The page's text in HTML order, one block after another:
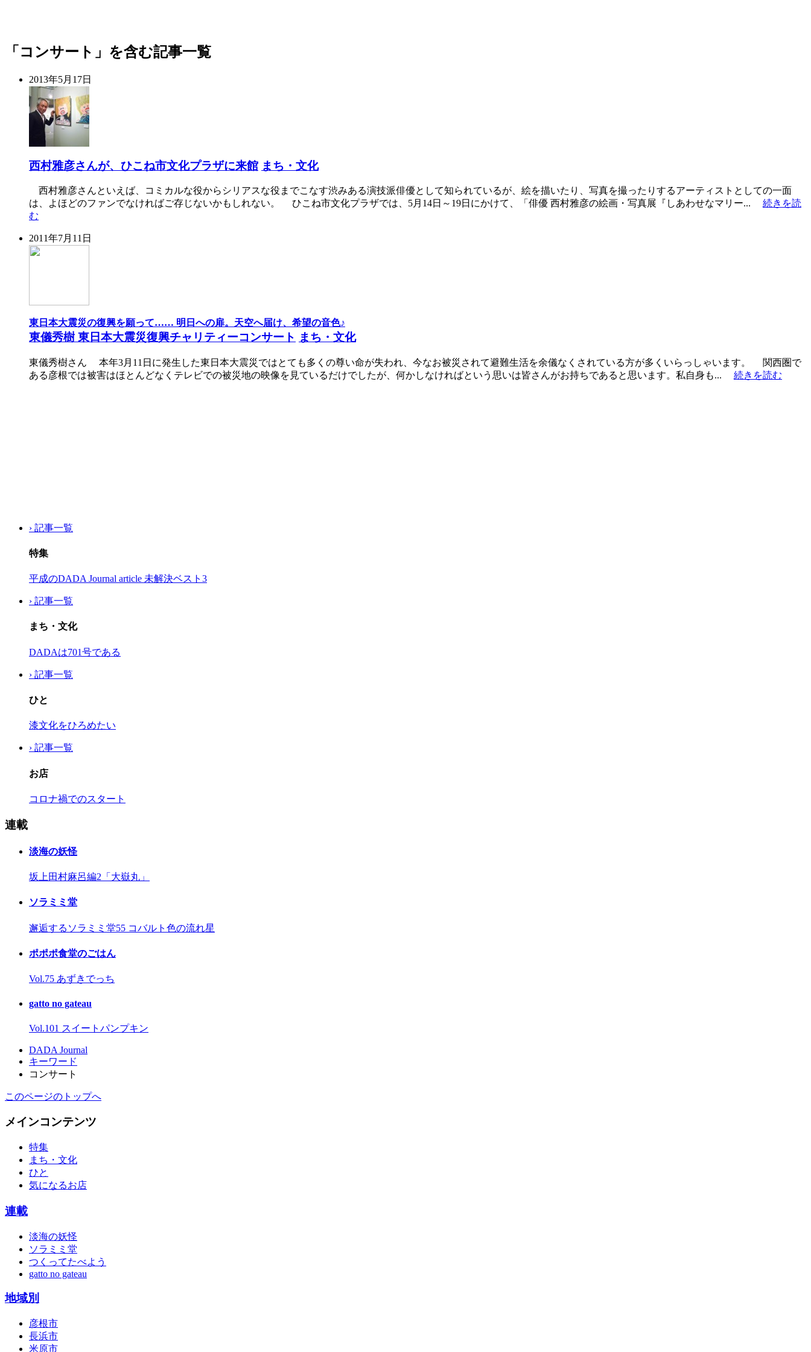
「コンサート」を含む記事一覧
2013年5月17日
西村雅彦さんが、ひこね市文化プラザに来館 まち・文化
西村雅彦さんといえば、コミカルな役からシリアスな役までこなす渋みある演技派俳優として知られているが、絵を描いたり、写真を撮ったりするアーティストとしての一面
は、よほどのファンでなければご存じないかもしれない。 ひこね市文化プラザでは、5月14日～19日にかけて、「俳優 西村雅彦の絵画・写真展『しあわせなマリー... 続きを読
む
2011年7月11日
東日本大震災の復興を願って…… 明日への扉。天空へ届け、希望の音色♪
東儀秀樹 東日本大震災復興チャリティーコンサート まち・文化
東儀秀樹さん 本年3月11日に発生した東日本大震災ではとても多くの尊い命が失われ、今なお被災されて避難生活を余儀なくされている方が多くいらっしゃいます。 関西圏で
ある彦根では被害はほとんどなくテレビでの被災地の映像を見ているだけでしたが、何かしなければという思いは皆さんがお持ちであると思います。私自身も... 続きを読む
› 記事一覧
特集
平成のDADA Journal article 未解決ベスト3
› 記事一覧
まち・文化
DADAは701号である
› 記事一覧
ひと
漆文化をひろめたい
› 記事一覧
お店
コロナ禍でのスタート
連載
淡海の妖怪
坂上田村麻呂編2「大嶽丸」
ソラミミ堂
邂逅するソラミミ堂55 コバルト色の流れ星
ポポポ食堂のごはん
Vol.75 あずきでっち
gatto no gateau
Vol.101 スイートパンプキン
DADA Journal
キーワード
コンサート
このページのトップへ
メインコンテンツ
特集
まち・文化
ひと
気になるお店
連載
淡海の妖怪
ソラミミ堂
つくってたべよう
gatto no gateau
地域別
彦根市
長浜市
米原市